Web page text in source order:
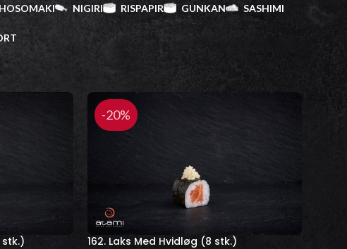
NIGIRI RISPAPIR GUNKAN SASHIMI
Vis
stk.)
-20%
162. Laks Med Hvidløg (8 stk.)